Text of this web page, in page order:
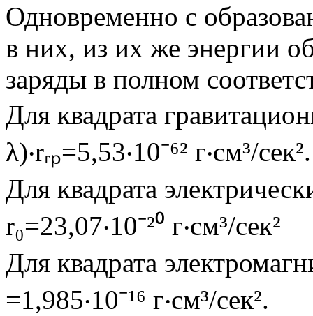
Одновременно с
в них, из их же энергии
заряды в полном
Для квадрата
λ)‧rᵣₚ=5,53‧10⁻⁶² г‧см³/сек².
Для квадрата
r₀=23,07‧10⁻²⁰ г‧см³/сек²
Для квадрата
=1,985‧10⁻¹⁶ г‧см³/сек².